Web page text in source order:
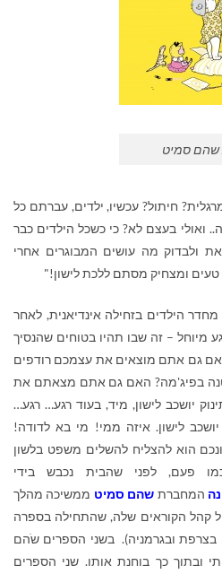
שהם סמיט
חיתול? עכשיו, ילדים, עברתם כל
ואולי בעצם לא? כי כשכל הילדים כבר
ולבדוק מה עושים המבוגרים אחרי
טעים ומצחיק מסתם ללכת לישון!"
הילדים בזחילה אינדיאנית, לאחר
– זה שבו תהיו בטוחים שהנסיך
גם אתם מוצאים את עצמכם רודפים
בפיג'מה? האם גם אתם מצאתם את
יושכב לישון, מיד, בעוד רגע… רגע…
לישון. איזה ממי! מי בא לדודה!
הוא להצליח להשלים משפט בלשון
פעם, לפני שהבית נכבש בידי
המחברת שהם סמיט ממשיכה מהלך
קהל הקוראים שלה, שהתחילה בספרה
בצרפת ובגרמניה). בשני הספרים שֹהם
ובתוך כך בוחנת אותו. שני הספרים